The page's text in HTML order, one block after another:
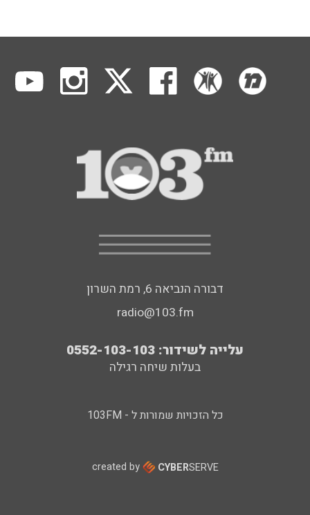
דבורה הנביאה 6, רמת השרון
radio@103.fm
עלייה לשידור: 0552-103-103
בעלות שיחה רגילה
כל הזכויות שמורות ל - 103FM
created by CYBERSERVE